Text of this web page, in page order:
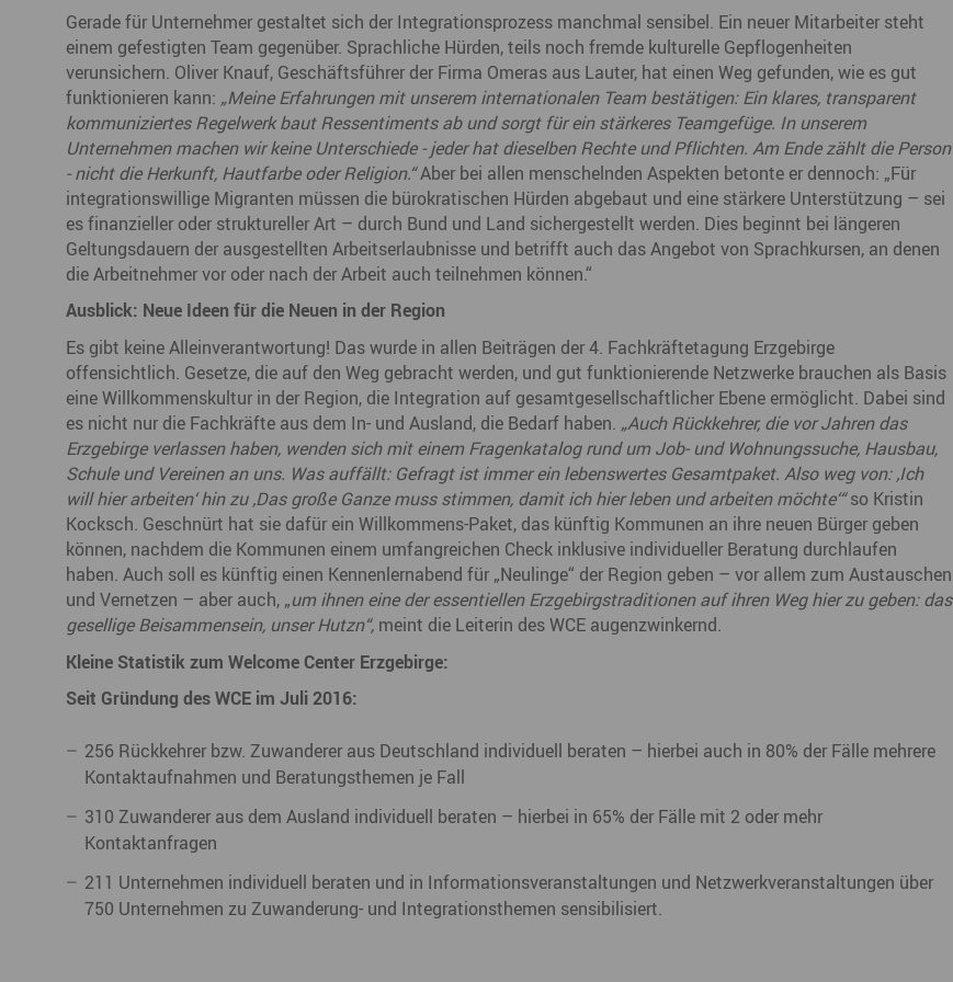
Gerade für Unternehmer gestaltet sich der Integrationsprozess manchmal sensibel. Ein neuer Mitarbeiter steht
einem gefestigten Team gegenüber. Sprachliche Hürden, teils noch fremde kulturelle Gepflogenheiten
verunsichern. Oliver Knauf, Geschäftsführer der Firma Omeras aus Lauter, hat einen Weg gefunden, wie es gut
funktionieren kann: „Meine Erfahrungen mit unserem internationalen Team bestätigen: Ein klares, transparent
kommuniziertes Regelwerk baut Ressentiments ab und sorgt für ein stärkeres Teamgefüge. In unserem
Unternehmen machen wir keine Unterschiede - jeder hat dieselben Rechte und Pflichten. Am Ende zählt die Person
- nicht die Herkunft, Hautfarbe oder Religion.“Aber bei allen menschelnden Aspekten betonte er dennoch: „Für
integrationswillige Migranten müssen die bürokratischen Hürden abgebaut und eine stärkere Unterstützung – sei
es finanzieller oder struktureller Art – durch Bund und Land sichergestellt werden. Dies beginnt bei längeren
Geltungsdauern der ausgestellten Arbeitserlaubnisse und betrifft auch das Angebot von Sprachkursen, an denen
die Arbeitnehmer vor oder nach der Arbeit auch teilnehmen können.“
Ausblick: Neue Ideen für die Neuen in der Region
Es gibt keine Alleinverantwortung! Das wurde in allen Beiträgen der 4. Fachkräftetagung Erzgebirge
offensichtlich. Gesetze, die auf den Weg gebracht werden, und gut funktionierende Netzwerke brauchen als Basis
eine Willkommenskultur in der Region, die Integration auf gesamtgesellschaftlicher Ebene ermöglicht. Dabei sind
es nicht nur die Fachkräfte aus dem In- und Ausland, die Bedarf haben. „Auch Rückkehrer, die vor Jahren das
Erzgebirge verlassen haben, wenden sich mit einem Fragenkatalog rund um Job- und Wohnungssuche, Hausbau,
Schule und Vereinen an uns. Was auffällt: Gefragt ist immer ein lebenswertes Gesamtpaket. Also weg von: ‚Ich
will hier arbeiten‘ hin zu ‚Das große Ganze muss stimmen, damit ich hier leben und arbeiten möchte‘“so Kristin
Kocksch. Geschnürt hat sie dafür ein Willkommens-Paket, das künftig Kommunen an ihre neuen Bürger geben
können, nachdem die Kommunen einem umfangreichen Check inklusive individueller Beratung durchlaufen
haben. Auch soll es künftig einen Kennenlernabend für „Neulinge“ der Region geben – vor allem zum Austauschen
und Vernetzen – aber auch, „um ihnen eine der essentiellen Erzgebirgstraditionen auf ihren Weg hier zu geben: das
gesellige Beisammensein, unser Hutzn“, meint die Leiterin des WCE augenzwinkernd.
Kleine Statistik zum Welcome Center Erzgebirge:
Seit Gründung des WCE im Juli 2016:
256 Rückkehrer bzw. Zuwanderer aus Deutschland individuell beraten – hierbei auch in 80% der Fälle mehrere
Kontaktaufnahmen und Beratungsthemen je Fall
310 Zuwanderer aus dem Ausland individuell beraten – hierbei in 65% der Fälle mit 2 oder mehr
Kontaktanfragen
211 Unternehmen individuell beraten und in Informationsveranstaltungen und Netzwerkveranstaltungen über
750 Unternehmen zu Zuwanderung- und Integrationsthemen sensibilisiert.